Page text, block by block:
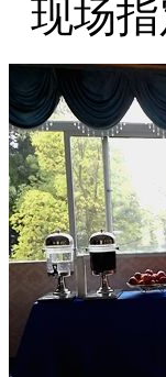
现场